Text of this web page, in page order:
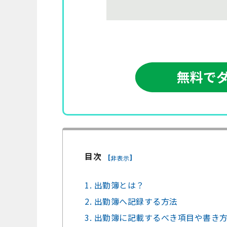
目次 [非表示]
1. 出勤簿とは？
2. 出勤簿へ記録する方法
3. 出勤簿に記載するべき項目や書き